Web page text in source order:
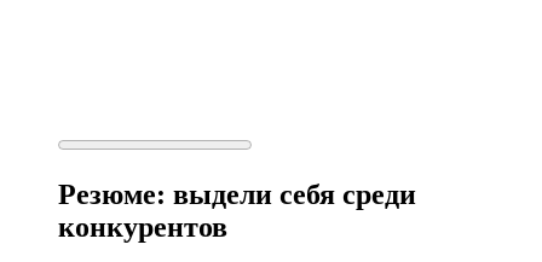
Резюме: выдели себя среди
конкурентов